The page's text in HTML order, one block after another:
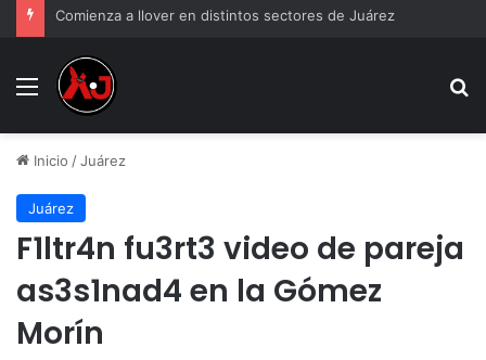
Comienza a llover en distintos sectores de Juárez
Menu
Inicio /Juárez
Juárez
F1ltr4n fu3rt3 video de pareja
as3s1nad4 en la Gómez
Morín